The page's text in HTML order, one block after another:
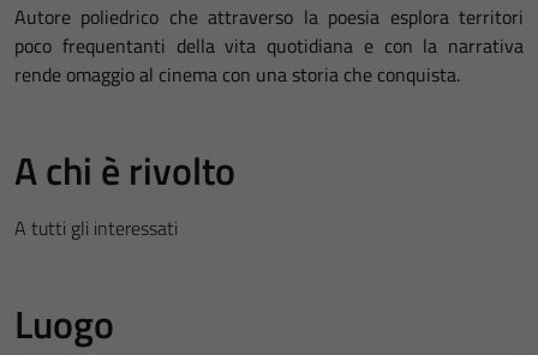
Autore poliedrico che attraverso la poesia esplora territori
poco frequentanti della vita quotidiana e con la narrativa
rende omaggio al cinema con una storia che conquista.
A chi è rivolto
A tutti gli interessati
Luogo